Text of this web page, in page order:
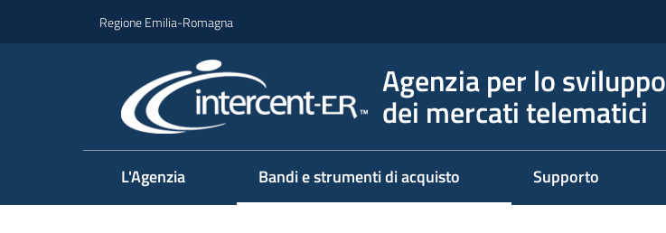
Regione Emilia-Romagna
Agenzia per lo sviluppo
dei mercati telematici
L'Agenzia Bandi e strumenti di acquisto Supporto